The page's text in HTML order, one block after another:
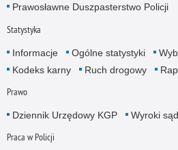
Prawosławne Duszpasterstwo Policji
Statystyka
Informacje Ogólne statystyki
Kodeks karny
Ruch drogowy
Prawo
Dziennik Urzędowy KGP Wyroki
Praca w Policji